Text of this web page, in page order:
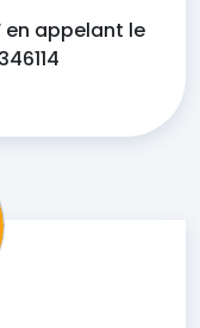
en appelant le